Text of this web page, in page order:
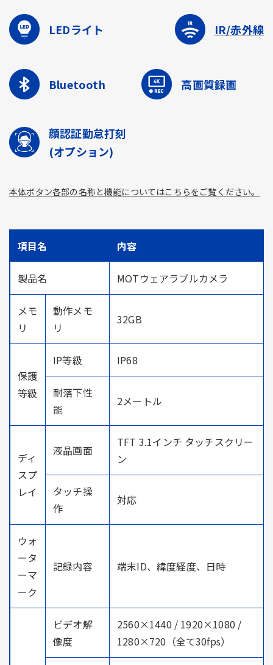
LEDライト IR/赤外線
Bluetooth 高画質録画
顔認証勤怠打刻
(オプション)
本体ボタン各部の名称と機能についてはこちらをご覧ください。
項目名 内容
製品名 MOTウェアラブルカメラ
メモ
リ
動作メモ
リ
32GB
保護
等級
IP等級 IP68
耐落下性
能
2メートル
ディ
スプ
レイ
液晶画面
TFT 3.1インチ タッチスクリー
ン
タッチ操
作
対応
ウォ
ータ
ーマ
ーク
記録内容 端末ID、緯度経度、日時
ビデオ解
像度
2560×1440 / 1920×1080 /
1280×720（全て30fps）